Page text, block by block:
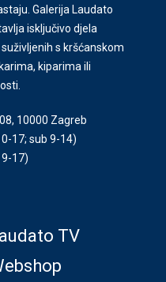
Galerija Laudato
isključivo djela
s kršćanskom
kiparima ili
10000 Zagreb
17; sub 9-14)
17)
TV